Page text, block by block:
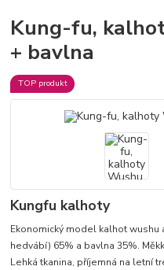
Kung-fu,
+ bavlna
TOP produkt
Kungfu kalhoty
Ekonomický model kalhot wushu
hedvábí) 65% a bavlna 35%.
Lehká tkanina, příjemná na letní